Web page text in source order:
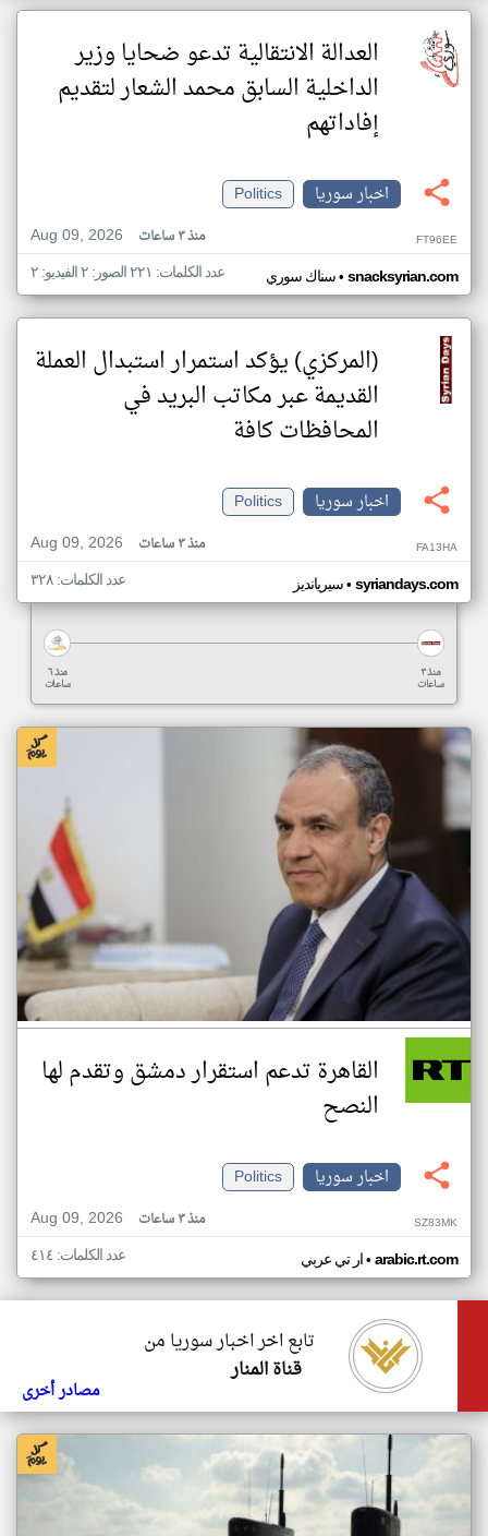
العدالة الانتقالية تدعو ضحايا وزير
الداخلية السابق محمد الشعار لتقديم
إفاداتهم
اخبار سوريا
Politics
Aug 09, 2026
منذ ٣ ساعات FT96EE
سناك سوري• snacksyrian.com عدد الكلمات: ٢٢١ الصور: ٢ الفيديو: ٢
(المركزي) يؤكد استمرار استبدال العملة
القديمة عبر مكاتب البريد في
المحافظات كافة
اخبار سوريا
Politics
Aug 09, 2026
منذ ٣ ساعات FA13HA
سيريانديز• syriandays.com عدد الكلمات: ٣٢٨
منذ ٦
ساعات
منذ ٣
ساعات
القاهرة تدعم استقرار دمشق وتقدم لها
النصح
اخبار سوريا
Politics
Aug 09, 2026
منذ ٣ ساعات SZ83MK
ار تي عربي• arabic.rt.com عدد الكلمات: ٤١٤
تابع اخر اخبار سوريا من
قناة المنار
مصادر أخرى